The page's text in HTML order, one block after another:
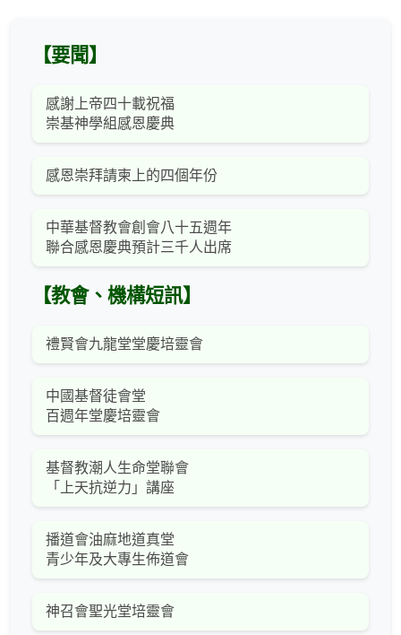
【要聞】
感謝上帝四十載祝福
崇基神學組感恩慶典
感恩崇拜請柬上的四個年份
中華基督教會創會八十五週年
聯合感恩慶典預計三千人出席
【教會、機構短訊】
禮賢會九龍堂堂慶培靈會
中國基督徒會堂
百週年堂慶培靈會
基督教潮人生命堂聯會
「上天抗逆力」講座
播道會油麻地道真堂
青少年及大專生佈道會
神召會聖光堂培靈會